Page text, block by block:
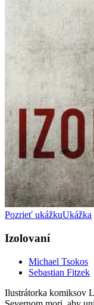
Pozrieť ukážkuUkážka
Izolovaní
Michael Tsokos
Sebastian Fitzek
Ilustrátorka komiksov